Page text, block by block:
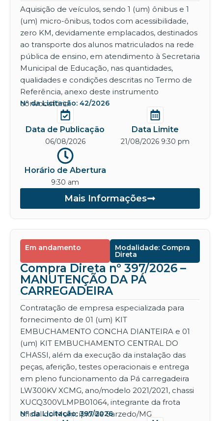
Aquisição de veículos, sendo 1 (um) ônibus e 1
(um) micro-ônibus, todos com acessibilidade,
zero KM, devidamente emplacados, destinados
ao transporte dos alunos matriculados na rede
pública de ensino, em atendimento à Secretaria
Municipal de Educação, nas quantidades,
qualidades e condições descritas no Termo de
Referência, anexo deste instrumento
convocatório.
Nº da Licitação: 42/2026
Data de Publicação
06/08/2026
Data Limite
21/08/2026 9:30 pm
Horário de Abertura
9:30 am
Mais Informações
Em andamento Modalidade: Compra
Direta
Compra Direta nº 397/2026 –
MANUTENÇÃO DA PÁ
CARREGADEIRA
Contratação de empresa especializada para
fornecimento de 01 (um) KIT
EMBUCHAMENTO CONCHA DIANTEIRA e 01
(um) KIT EMBUCHAMENTO CENTRAL DO
CHASSI, além da execução da instalação das
peças, aferição, testes operacionais e entrega
em pleno funcionamento da Pá carregadeira
LW300KV XCMG, ano/modelo 2021/2021, chassi
XUCQ300VLMPB01064, integrante da frota
oficial do Município de Sarzedo/MG
Nº da Licitação: 397/2026